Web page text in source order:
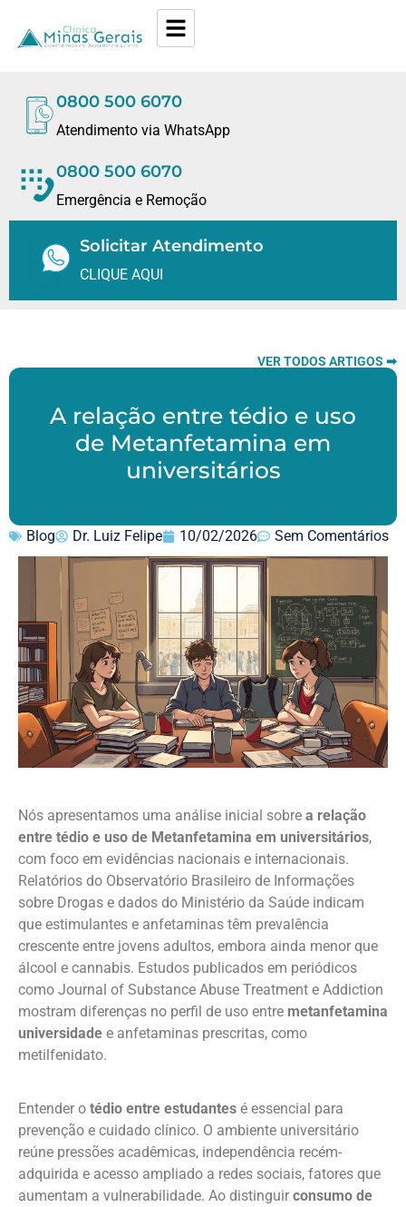
0800 500 6070
Atendimento via WhatsApp
0800 500 6070
Emergência e Remoção
Solicitar Atendimento
CLIQUE AQUI
VER TODOS ARTIGOS ➡
A relação entre tédio e uso
de Metanfetamina em
universitários
Blog Dr. Luiz Felipe 10/02/2026 Sem Comentários
Nós apresentamos uma análise inicial sobre a relação
entre tédio e uso de Metanfetamina em universitários,
com foco em evidências nacionais e internacionais.
Relatórios do Observatório Brasileiro de Informações
sobre Drogas e dados do Ministério da Saúde indicam
que estimulantes e anfetaminas têm prevalência
crescente entre jovens adultos, embora ainda menor que
álcool e cannabis. Estudos publicados em periódicos
como Journal of Substance Abuse Treatment e Addiction
mostram diferenças no perfil de uso entre metanfetamina
universidade e anfetaminas prescritas, como
metilfenidato.
Entender o tédio entre estudantes é essencial para
prevenção e cuidado clínico. O ambiente universitário
reúne pressões acadêmicas, independência recém-
adquirida e acesso ampliado a redes sociais, fatores que
aumentam a vulnerabilidade. Ao distinguir consumo de